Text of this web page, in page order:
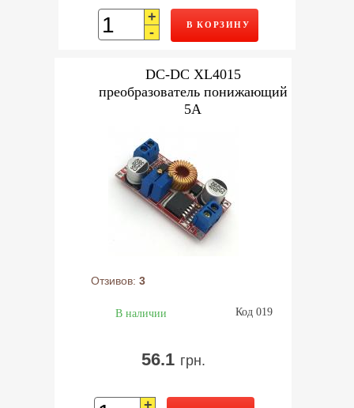
+
-
В КОРЗИНУ
DC-DC XL4015
преобразователь понижающий
5А
Отзивов: 3
В наличии Код 019
56.1 грн.
+